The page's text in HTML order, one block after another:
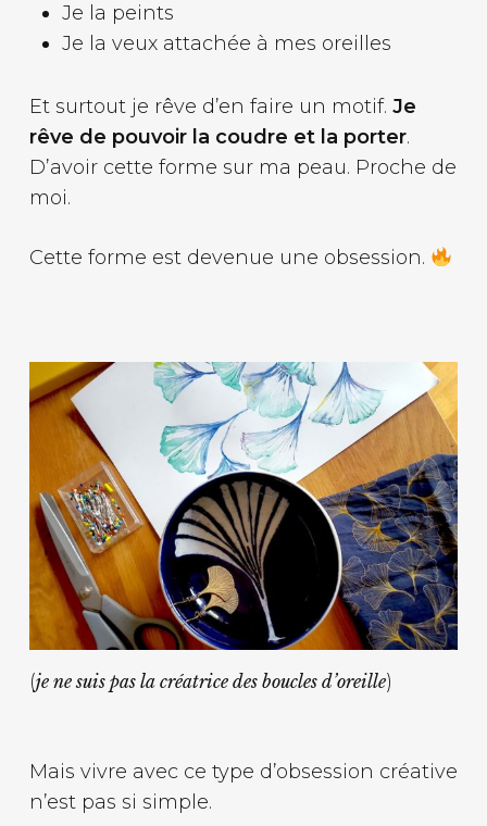
Je la peints
Je la veux attachée à mes oreilles
Et surtout je rêve d’en faire un motif. Je
rêve de pouvoir la coudre et la porter.
D’avoir cette forme sur ma peau. Proche de
moi.
Cette forme est devenue une obsession.
(je ne suis pas la créatrice des boucles d’oreille)
Mais vivre avec ce type d’obsession créative
n’est pas si simple.